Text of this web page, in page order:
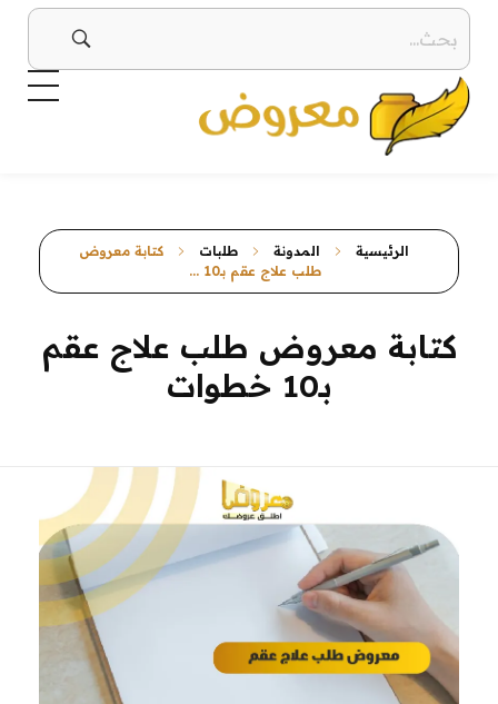
الرئيسية المدونة طلبات
كتابة معروض
طلب علاج عقم بـ10 ...
كتابة معروض طلب علاج عقم
بـ10 خطوات